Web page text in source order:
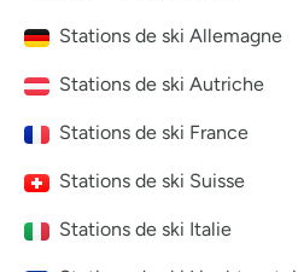
Stations de ski Allemagne
Stations de ski Autriche
Stations de ski France
Stations de ski Suisse
Stations de ski Italie